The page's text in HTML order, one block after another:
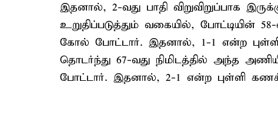
இதனால், 2-வது பாதி விறுவிறுப்பாக
உறுதிப்படுத்தும் வகையில், போட்டியின்
கோல் போட்டார். இதனால், 1-1 என்ற
தொடர்ந்து 67-வது நிமிடத்தில் அந்த
போட்டார். இதனால், 2-1 என்ற புள்ளி